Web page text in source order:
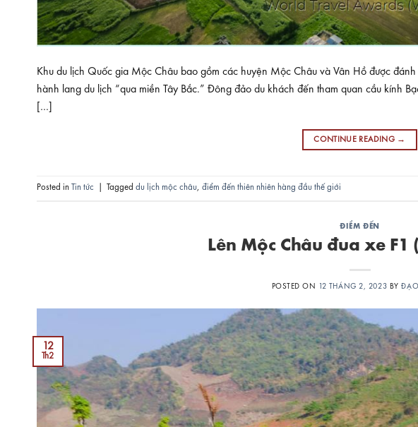
Khu du lịch Quốc gia Mộc Châu bao gồm các huyện Mộc Châu và Vân Hồ được
hành lang du lịch “qua miền Tây Bắc.” Đông đảo du khách đến tham quan cầu kính
[…]
CONTINUE READING →
Posted in Tin tức Tagged du lịch mộc châu, điểm đến thiên nhiên hàng đầu thế giới
ĐIỂM ĐẾN
Lên Mộc Châu đua xe
POSTED ON 12 THÁNG 2, 2023 BY
12
Th2